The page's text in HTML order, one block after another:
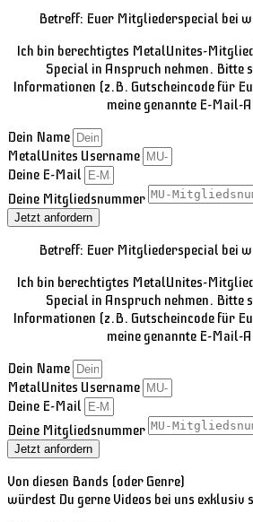
Betreff: Euer Mitgliederspecial bei
Ich bin berechtigtes MetalUnites-
Special in Anspruch nehmen. Bitte
Informationen (z.B. Gutscheincode für
meine genannte E-Mail-
Dein Name
MetalUnites Username
Deine E-Mail
Deine Mitgliedsnummer
Jetzt anfordern
Betreff: Euer Mitgliederspecial bei
Ich bin berechtigtes MetalUnites-
Special in Anspruch nehmen. Bitte
Informationen (z.B. Gutscheincode für
meine genannte E-Mail-
Dein Name
MetalUnites Username
Deine E-Mail
Deine Mitgliedsnummer
Jetzt anfordern
Von diesen Bands (oder Genre)
würdest Du gerne Videos bei uns exklusiv